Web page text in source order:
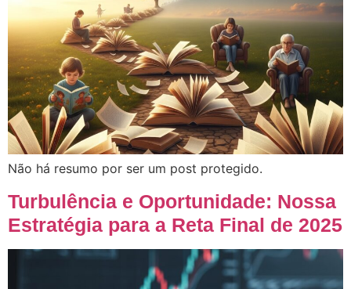
Não há resumo por ser um post protegido.
Turbulência e Oportunidade: Nossa
Estratégia para a Reta Final de 2025